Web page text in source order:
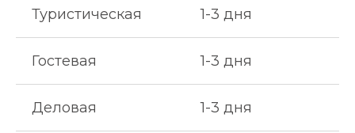
Туристическая 1-3 дня
Гостевая 1-3 дня
Деловая 1-3 дня